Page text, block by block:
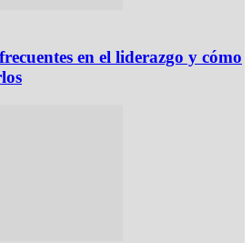
en el liderazgo y cómo